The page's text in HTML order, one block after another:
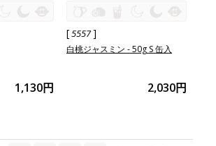
1,130円
[5557]
白桃ジャスミン - 50g S 缶入
2,030円